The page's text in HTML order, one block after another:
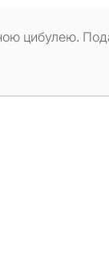
цибулею.